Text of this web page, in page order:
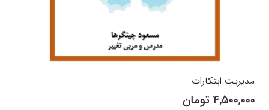
مدیریت ابتکارات
۴,۵۰۰,۰۰۰ تومان